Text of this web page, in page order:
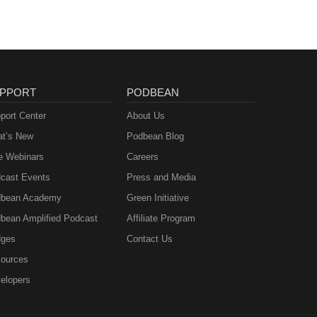
Center
New
Webinars
Events
Academy
Amplified Podcast
PODBEAN
About Us
Podbean Blog
Careers
Press and Media
Green Initiative
Affiliate Program
Contact Us